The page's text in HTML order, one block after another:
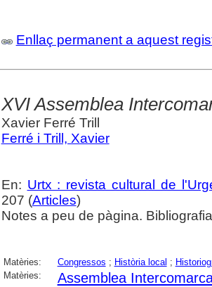
Enllaç permanent a aquest
XVI Assemblea
Xavier Ferré Trill
Ferré i Trill, Xavier
En: Urtx : revista cultural de
207 (Articles)
Notes a peu de pàgina.
Matèries: Congressos ; Història local ;
Matèries:
Assemblea